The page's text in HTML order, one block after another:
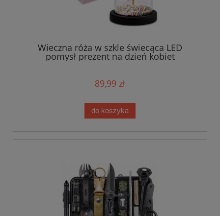
Wieczna róża w szkle świecąca LED
pomysł prezent na dzień kobiet
89,99 zł
do koszyka